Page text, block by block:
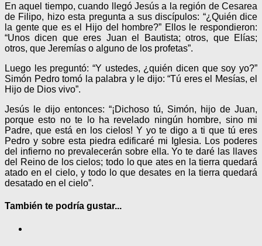
En aquel tiempo, cuando llegó Jesús a la región de Cesarea
de Filipo, hizo esta pregunta a sus discípulos: “¿Quién dice
la gente que es el Hijo del hombre?” Ellos le respondieron:
“Unos dicen que eres Juan el Bautista; otros, que Elías;
otros, que Jeremías o alguno de los profetas”.
Luego les preguntó: “Y ustedes, ¿quién dicen que soy yo?”
Simón Pedro tomó la palabra y le dijo: “Tú eres el Mesías, el
Hijo de Dios vivo”.
Jesús le dijo entonces: “¡Dichoso tú, Simón, hijo de Juan,
porque esto no te lo ha revelado ningún hombre, sino mi
Padre, que está en los cielos! Y yo te digo a ti que tú eres
Pedro y sobre esta piedra edificaré mi Iglesia. Los poderes
del infierno no prevalecerán sobre ella. Yo te daré las llaves
del Reino de los cielos; todo lo que ates en la tierra quedará
atado en el cielo, y todo lo que desates en la tierra quedará
desatado en el cielo”.
También te podría gustar...